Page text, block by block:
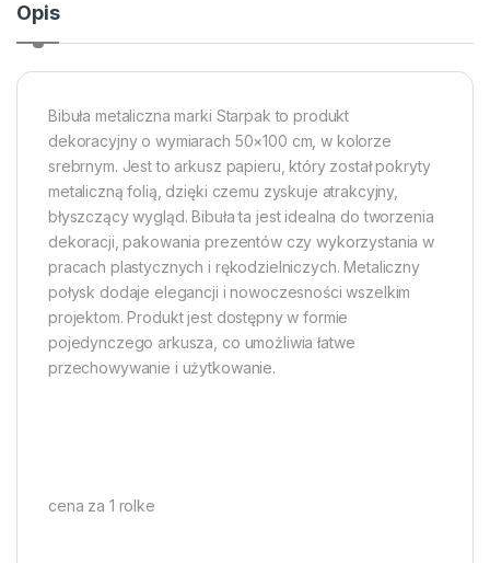
Opis
Bibuła metaliczna marki Starpak to produkt
dekoracyjny o wymiarach 50×100 cm, w kolorze
srebrnym. Jest to arkusz papieru, który został pokryty
metaliczną folią, dzięki czemu zyskuje atrakcyjny,
błyszczący wygląd. Bibuła ta jest idealna do tworzenia
dekoracji, pakowania prezentów czy wykorzystania w
pracach plastycznych i rękodzielniczych. Metaliczny
połysk dodaje elegancji i nowoczesności wszelkim
projektom. Produkt jest dostępny w formie
pojedynczego arkusza, co umożliwia łatwe
przechowywanie i użytkowanie.
cena za 1 rolke